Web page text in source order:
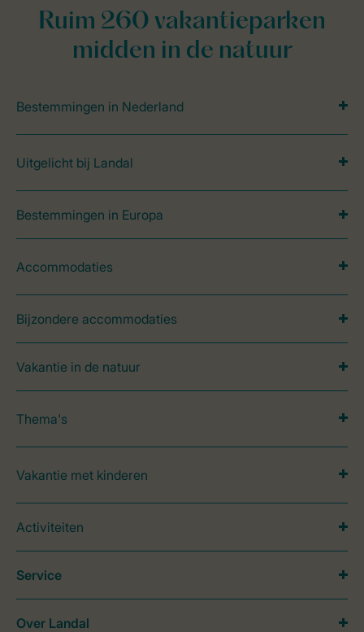
Ruim 260 vakantieparken
midden in de natuur
Bestemmingen in Nederland
Uitgelicht bij Landal
Bestemmingen in Europa
Accommodaties
Bijzondere accommodaties
Vakantie in de natuur
Thema's
Vakantie met kinderen
Activiteiten
Service
Over Landal